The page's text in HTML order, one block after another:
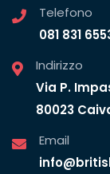
Telefono
081 831
Indirizzo
Via P.
80023
Email